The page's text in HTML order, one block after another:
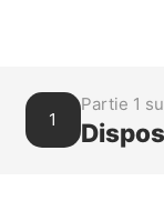
1
Partie 1